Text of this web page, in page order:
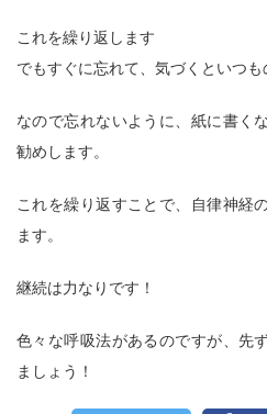
これを繰り返します
でもすぐに忘れて、気づくといつも
なので忘れないように、紙に書く
勧めします。
これを繰り返すことで、自律神経
ます。
継続は力なりです！
色々な呼吸法があるのですが、先
ましょう！